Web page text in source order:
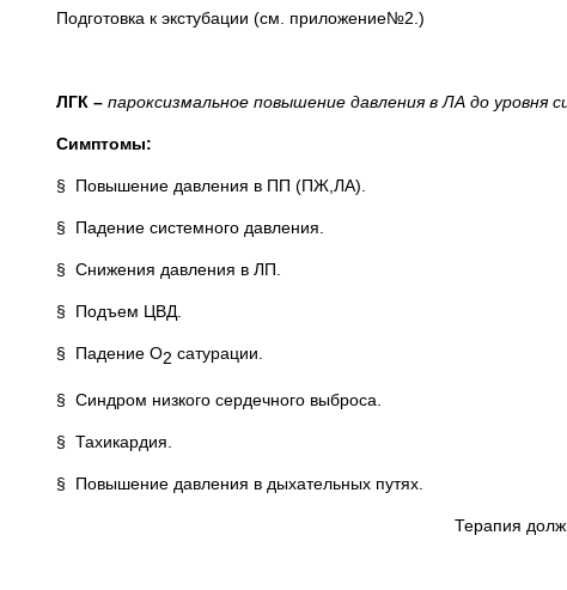
Подготовка к экстубации (см. приложение№2.)
ЛГК – пароксизмальное повышение давления в ЛА до уровня
Симптомы:
§ Повышение давления в ПП (ПЖ,ЛА).
§ Падение системного давления.
§ Снижения давления в ЛП.
§ Подъем ЦВД.
§ Падение О2 сатурации.
§ Синдром низкого сердечного выброса.
§ Тахикардия.
§ Повышение давления в дыхательных путях.
Терапия